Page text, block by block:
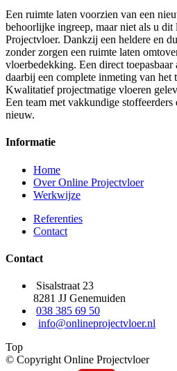
Een ruimte laten voorzien van een
behoorlijke ingreep, maar niet als u
Projectvloer. Dankzij een heldere en
zonder zorgen een ruimte laten
vloerbedekking. Een direct
daarbij een complete inmeting van het
Kwalitatief projectmatige vloeren
Een team met vakkundige
nieuw.
Informatie
Home
Over Online Projectvloer
Werkwijze
Referenties
Contact
Contact
Sisalstraat 23
8281 JJ Genemuiden
038 385 69 50
info@onlineprojectvloer.nl
Top
© Copyright Online Projectvloer